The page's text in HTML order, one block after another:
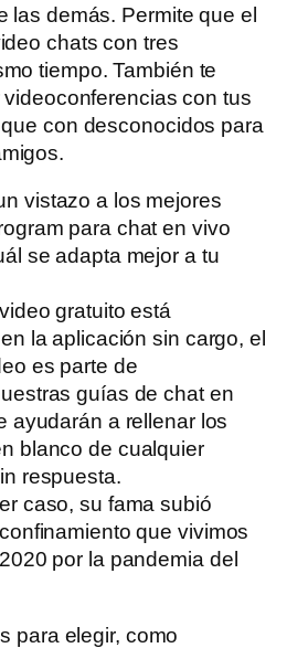
las demás. Permite que el
chats con tres
tiempo. También te
videoconferencias con tus
con desconocidos para
vistazo a los mejores
para chat en vivo
se adapta mejor a tu
gratuito está
la aplicación sin cargo, el
es parte de
guías de chat en
ayudarán a rellenar los
blanco de cualquier
respuesta.
caso, su fama subió
que vivimos
por la pandemia del
para elegir, como